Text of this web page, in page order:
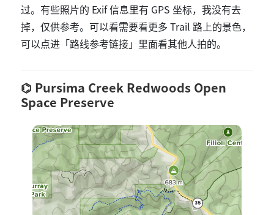
过。有些照片的 Exif 信息里有 GPS 坐标，我没有去
掉，仅供参考。可以看需要看更多 Trail 路上的景色，
可以点进「路线参考链接」里面看其他人拍的。
Pursima Creek Redwoods Open
Space Preserve